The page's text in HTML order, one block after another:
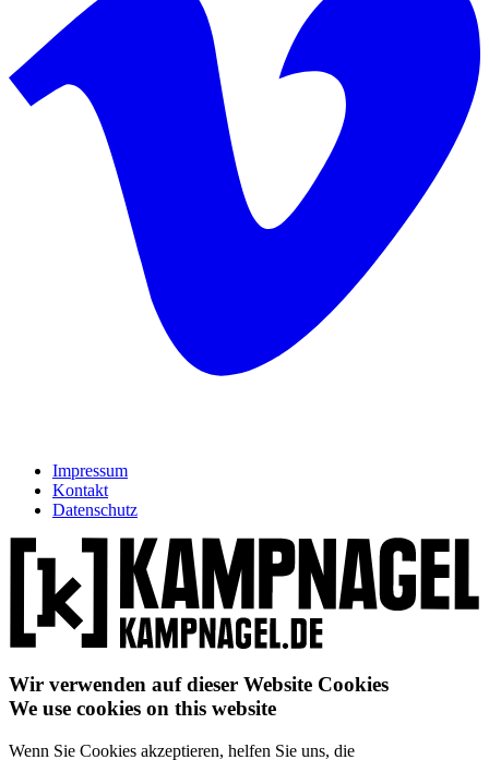
Impressum
Kontakt
Datenschutz
Wir verwenden auf dieser Website Cookies
We use cookies on this website
Wenn Sie Cookies akzeptieren, helfen Sie uns, die